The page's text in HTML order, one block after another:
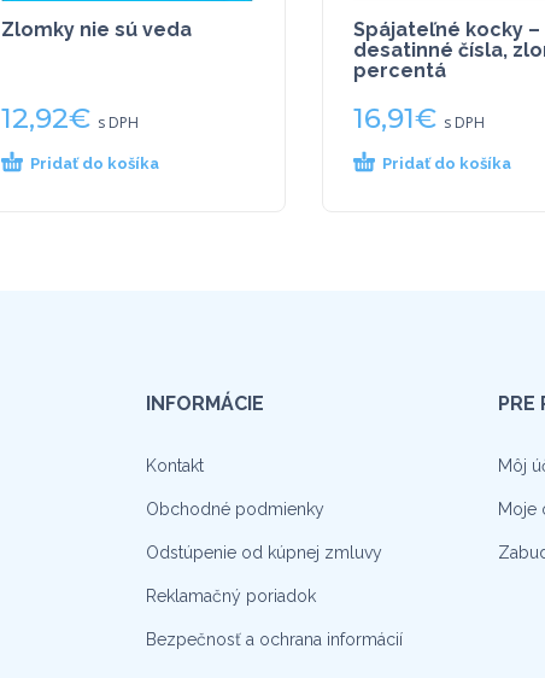
Zlomky nie sú veda
12,92€ s DPH
Pridať do košíka
Spájateľné kocky –
desatinné čísla,
percentá
16,91€ s DPH
Pridať do košíka
INFORMÁCIE
Kontakt
Obchodné podmienky
Odstúpenie od kúpnej zmluvy
Reklamačný poriadok
Bezpečnosť a ochrana informácií
PRE
Môj
Moje